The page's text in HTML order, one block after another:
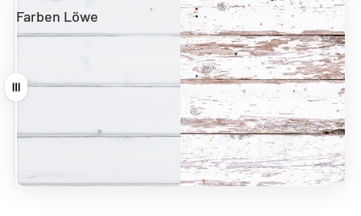
Farben Löwe
Andere Hersteller
Ziehen